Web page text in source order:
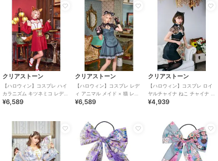
クリアストーン
【ハロウィン】コスプレ ハイ
カラニズム キツネミコ レディ
ース レッド
¥6,589
クリアストーン
【ハロウィン】コスプレ レデ
ィ アニマル メイド × 猫 レデ
ィース グレー
¥6,589
クリアストーン
【ハロウィン】コスプレ ロイ
ヤルチャイナ ねこ チャイナ ビ
ター レディース ブラック
¥4,939